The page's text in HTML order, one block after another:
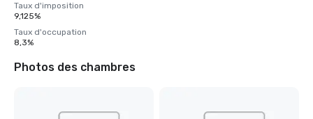
Taux d'imposition
9,125%
Taux d'occupation
8,3%
Photos des chambres